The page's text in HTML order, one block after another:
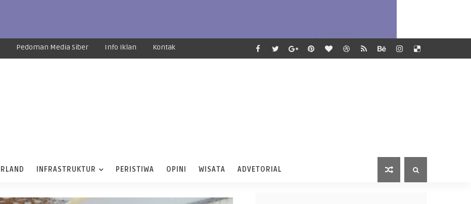
Pedoman Media Siber Info Iklan Kontak
INFRASTRUKTUR PERISTIWA OPINI WISATA ADVETORIAL